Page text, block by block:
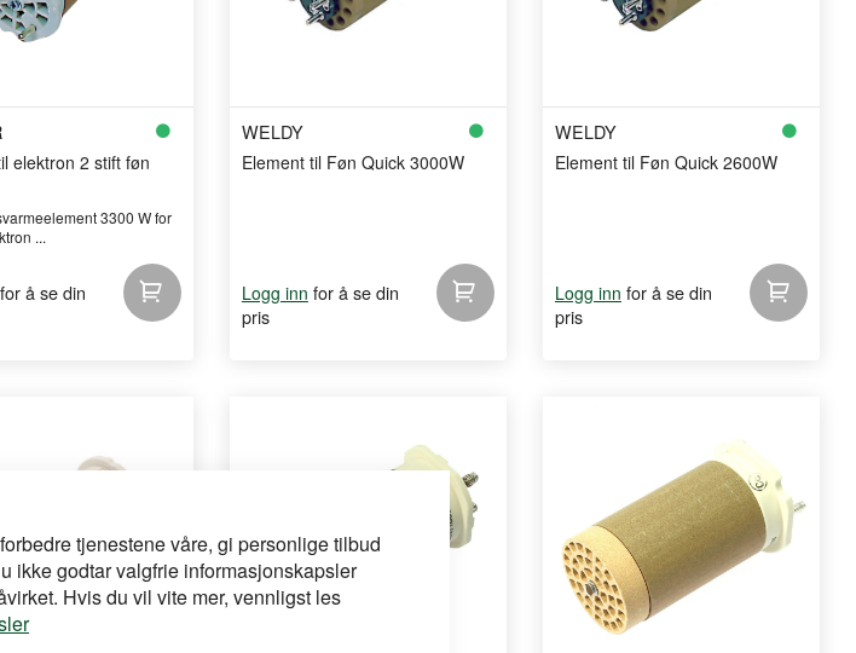
tjenestene våre, gi personlige tilbud
ikke godtar valgfrie informasjonskapsler
Hvis du vil vite mer, vennligst les
elektron 2 stift føn
3300 W for
...
for å se din
WELDY
Element til Føn Quick 3000W
Logg inn for å se din
pris
WELDY
Element til Føn Quick 2600W
Logg inn for å se din
pris